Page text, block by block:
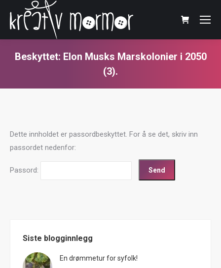
Beskyttet: Elon Musks Marskolonier i 2050
(3).
Dette innholdet er passordbeskyttet. For å se det, skriv inn
passordet nedenfor:
Passord:
Siste blogginnlegg
En drømmetur for syfolk!